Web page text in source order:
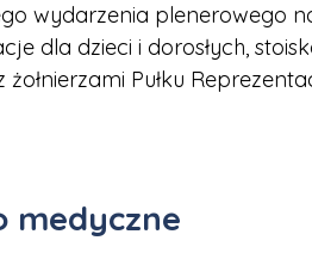
wydarzenia plenerowego
dla dzieci i dorosłych,
żołnierzami Pułku
medyczne